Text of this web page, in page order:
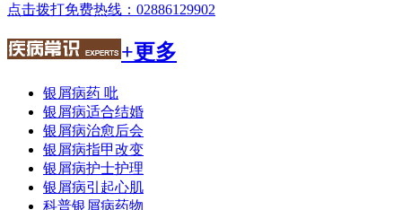
点击拨打免费热线：02886129902
+更多
银屑病药 吡
银屑病适合结婚
银屑病治愈后会
银屑病指甲改变
银屑病护士护理
银屑病引起心肌
科普银屑病药物